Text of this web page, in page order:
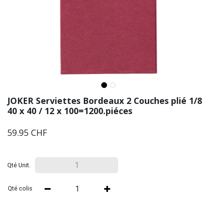
JOKER Serviettes Bordeaux 2 Couches plié 1/8
40 x 40 / 12 x 100=1200.piéces
59.95 CHF
Qté Unit.
Qté colis